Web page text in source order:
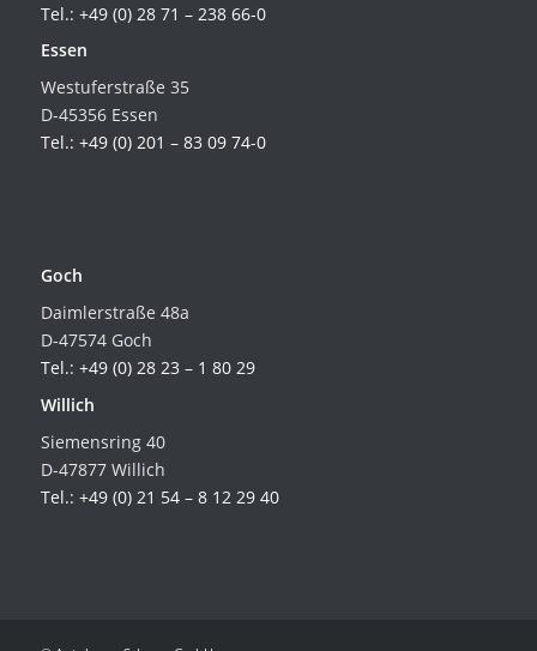
Tel.: +49 (0) 28 71 – 238 66-0
Essen
Westuferstraße 35
D-45356 Essen
Tel.: +49 (0) 201 – 83 09 74-0
Goch
Daimlerstraße 48a
D-47574 Goch
Tel.: +49 (0) 28 23 – 1 80 29
Willich
Siemensring 40
D-47877 Willich
Tel.: +49 (0) 21 54 – 8 12 29 40